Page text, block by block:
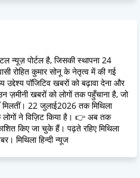
न्यूज़ पोर्टल है, जिसकी स्थापना 24
रोहित कुमार सोनू के नेतृत्व में की गई
पॉजिटिव खबरों को बढ़ावा देना और
ज़मीनी खबरों को लोगों तक पहुँचाना है, जो
मिलतीं। 22 जुलाई2026 तक मिथिला
ने विज़िट किया है। 👉 अब तक
किए जा चुके हैं। पढ़ते रहिए मिथिला
मिथिला हिन्दी न्यूज